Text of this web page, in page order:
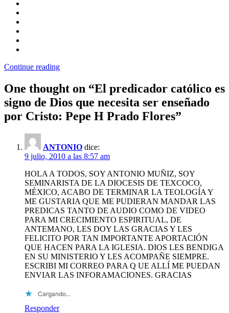
Continue reading
One thought on “El predicador católico es
signo de Dios que necesita ser enseñado
por Cristo: Pepe H Prado Flores”
ANTONIO dice:
9 julio, 2010 a las 8:57 am
HOLA A TODOS, SOY ANTONIO MUÑIZ, SOY
SEMINARISTA DE LA DIOCESIS DE TEXCOCO,
MÉXICO, ACABO DE TERMINAR LA TEOLOGÍA Y
ME GUSTARIA QUE ME PUDIERAN MANDAR LAS
PREDICAS TANTO DE AUDIO COMO DE VIDEO
PARA MI CRECIMIENTO ESPIRITUAL, DE
ANTEMANO, LES DOY LAS GRACIAS Y LES
FELICITO POR TAN IMPORTANTE APORTACIÓN
QUE HACEN PARA LA IGLESIA. DIOS LES BENDIGA
EN SU MINISTERIO Y LES ACOMPAÑE SIEMPRE.
ESCRIBI MI CORREO PARA Q UE ALLÍ ME PUEDAN
ENVIAR LAS INFORAMACIONES. GRACIAS
Cargando...
Responder